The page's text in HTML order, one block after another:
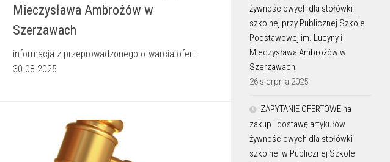
Mieczysława Ambrożów w
Szerzawach
informacja z przeprowadzonego otwarcia ofert
30.08.2025
żywnościowych dla stołówki
szkolnej przy Publicznej Szkole
Podstawowej im. Lucyny i
Mieczysława Ambrożów w
Szerzawach
26 sierpnia 2025
ZAPYTANIE OFERTOWE na
zakup i dostawę artykułów
żywnościowych dla stołówki
szkolnej w Publicznej Szkole